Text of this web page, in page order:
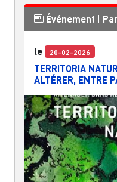
Événement |
le 20-02-2026
TERRITORIA
ALTÉRER, ENTRE